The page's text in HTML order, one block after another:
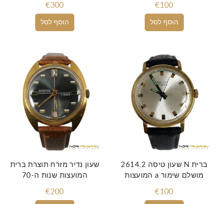
הוסף לסל
€300
הוסף לסל
€100
שעון נדיר מזרח תוצרת ברית
המועצות שנות ה-70
€200
שעון טיסה 2614.2 N ברית
המועצות a מושלם שימור
€100